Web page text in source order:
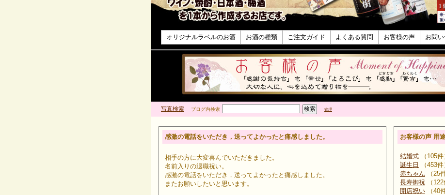
オリジナルラベルのお酒 お酒の種類 ご注文ガイド よくある質問 お客様の声 お問
写真検索 ブログ内検索 管理
感激の電話をいただき，送ってよかったと痛感しました。
相手の方に大変喜んでいただきました。
名前入りの退職祝い。
感激の電話をいただき，送ってよかったと痛感しました。
またお願いしたいと思います。
お客様の声 用
結婚式 （105件
誕生日
（453件
赤ちゃん （25
長寿御祝 （122
開店祝い （40